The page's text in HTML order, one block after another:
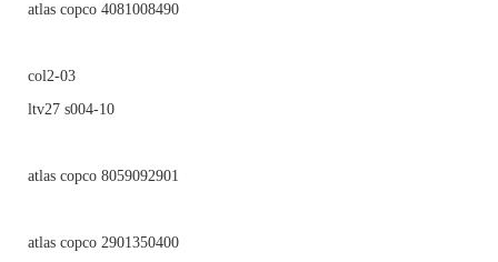
atlas copco 4081008490
col2-03
ltv27 s004-10
atlas copco 8059092901
atlas copco 2901350400